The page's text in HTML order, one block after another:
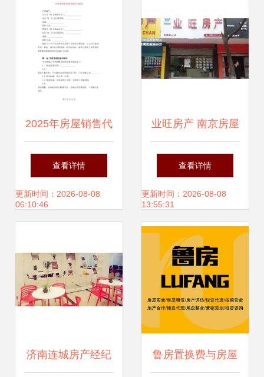
2025年房屋销售代
理服务合同范本
查看详情
更新时间：2026-08-08
06:10:46
业旺房产 南京房屋
销售代理的专业之
选
查看详情
更新时间：2026-08-08
13:55:31
济南连城房产经纪 鲁房置换费与房屋